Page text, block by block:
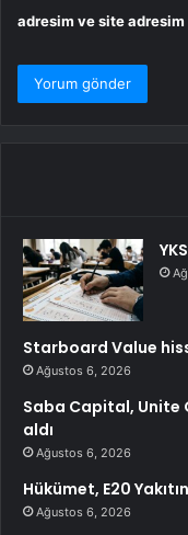
adresim ve site
Starboard Value
Ağustos 6, 2026
Saba Capital, Unite
aldı
Ağustos 6, 2026
Hükümet, E20
Ağustos 6, 2026